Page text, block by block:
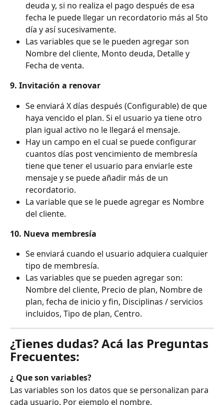
deuda y, si no realiza el pago después de esa
fecha le puede llegar un recordatorio más al 5to
día y así sucesivamente.
Las variables que se le pueden agregar son
Nombre del cliente, Monto deuda, Detalle y
Fecha de venta.
9. Invitación a renovar
Se enviará X días después (Configurable) de que
haya vencido el plan. Si el usuario ya tiene otro
plan igual activo no le llegará el mensaje.
Hay un campo en el cual se puede configurar
cuantos días post vencimiento de membresía
tiene que tener el usuario para enviarle este
mensaje y se puede añadir más de un
recordatorio.
La variable que se le puede agregar es Nombre
del cliente.
10. Nueva membresía
Se enviará cuando el usuario adquiera cualquier
tipo de membresía.
Las variables que se pueden agregar son:
Nombre del cliente, Precio de plan, Nombre de
plan, fecha de inicio y fin, Disciplinas / servicios
incluidos, Tipo de plan, Centro.
¿Tienes dudas? Acá las Preguntas
Frecuentes:
¿ Que son variables?
Las variables son los datos que se personalizan para
cada usuario. Por ejemplo el nombre.